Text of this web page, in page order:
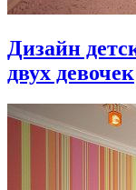
Дизайн
двух девочек